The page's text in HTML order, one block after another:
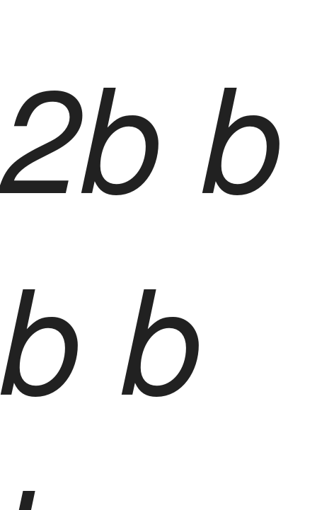
2b b
b b